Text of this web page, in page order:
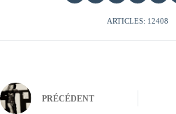
ARTICLES: 12408
PRÉCÉDENT